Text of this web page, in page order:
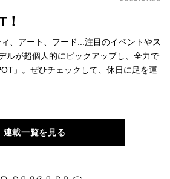
、アート、フード...注目のイベントやス
ルが超個人的にピックアップし、全力で
」。ぜひチェックして、休日に足を運
連載一覧を見る